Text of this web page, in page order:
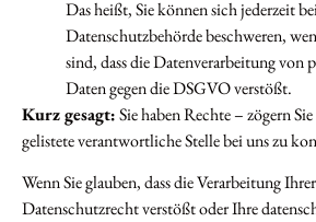
Das heißt, Sie können sich jederzeit
Datenschutzbehörde beschweren,
sind, dass die Datenverarbeitung von
Daten gegen die DSGVO verstößt.
Kurz gesagt:Sie haben Rechte – zögern
gelistete verantwortliche Stelle bei uns zu
Wenn Sie glauben, dass die Verarbeitung
Datenschutzrecht verstößt oder Ihre